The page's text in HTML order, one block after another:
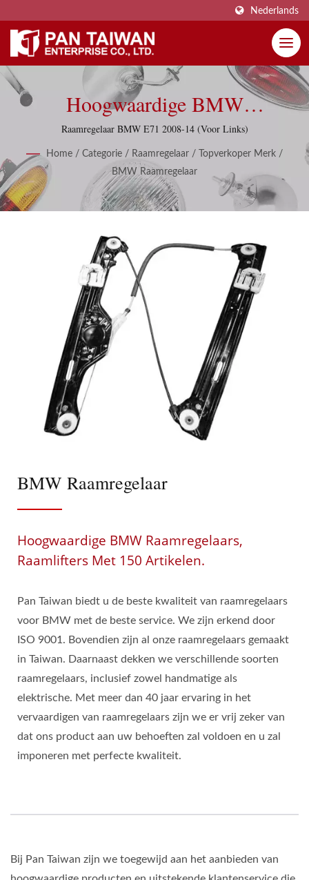
Nederlands
Hoogwaardige BMW
Raamregelaars, Raamlifters
Met 150 Artikelen.
Raamregelaar BMW E71 2008-14 (Voor Links)
Home / Categorie / Raamregelaar / Topverkoper Merk /
BMW Raamregelaar
BMW Raamregelaar
Hoogwaardige BMW Raamregelaars,
Raamlifters Met 150 Artikelen.
Pan Taiwan biedt u de beste kwaliteit van raamregelaars
voor BMW met de beste service. We zijn erkend door
ISO 9001. Bovendien zijn al onze raamregelaars gemaakt
in Taiwan. Daarnaast dekken we verschillende soorten
raamregelaars, inclusief zowel handmatige als
elektrische. Met meer dan 40 jaar ervaring in het
vervaardigen van raamregelaars zijn we er vrij zeker van
dat ons product aan uw behoeften zal voldoen en u zal
imponeren met perfecte kwaliteit.
Bij Pan Taiwan zijn we toegewijd aan het aanbieden van